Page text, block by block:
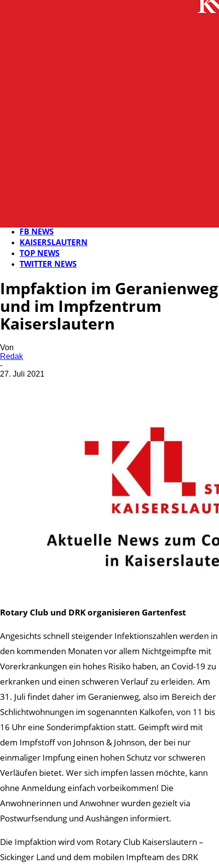
FB NEWS
KAISERSLAUTERN
TOP NEWS
TWITTER NEWS
Impfaktion im Geranienweg
und im Impfzentrum
Kaiserslautern
Von
Redak
-
27. Juli 2021
Rotary Club und DRK organisieren Gartenfest
Angesichts schnell steigender Infektionszahlen werden in
den kommenden Monaten vor allem Nichtgeimpfte mit
Vorerkrankungen ein hohes Risiko haben, an Covid-19 zu
erkranken und einen schweren Verlauf zu erleiden. Am
31. Juli findet daher im Geranienweg, also im Bereich der
Schlichtwohnungen im sogenannten Kalkofen, von 11 bis
16 Uhr eine Sonderimpfaktion statt. Geimpft wird mit
dem Impfstoff von Johnson & Johnson, der bei nur
einmaliger Impfung einen hohen Schutz vor schweren
Verläufen bietet. Wer sich impfen lassen möchte, kann
ohne Anmeldung einfach vorbeikommen! Die
Anwohnerinnen und Anwohner wurden gezielt via
Postwurfsendung und Aushängen informiert.
Die Impfaktion wird vom Rotary Club Kaiserslautern –
Sickinger Land und dem mobilen Impfteam des DRK